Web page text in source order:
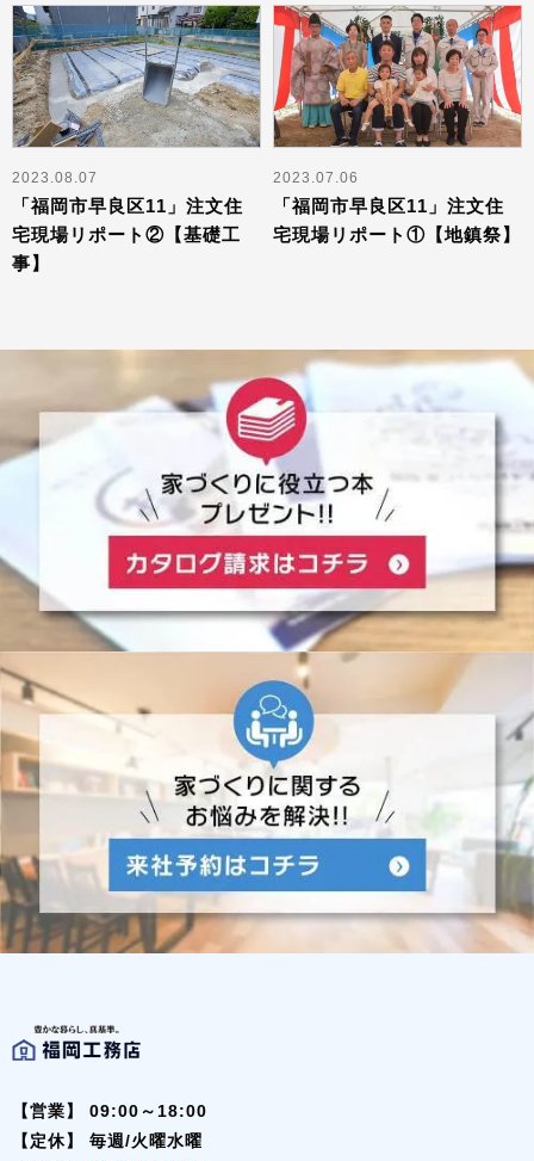
2023.08.07
「福岡市早良区11」注文住
宅現場リポート②【基礎工
事】
2023.07.06
「福岡市早良区11」注文住
宅現場リポート①【地鎮祭】
【営業】
09:00～18:00
【定休】
毎週/火曜水曜